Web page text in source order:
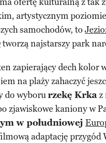
artystycznym
samochodów, to
tworzą najstarszy park
zapierający dech kolor
na plaży zahaczyć
do wyborurzekę Krkaz
zjawiskowe kaniony w
w południowej
adaptację przygód